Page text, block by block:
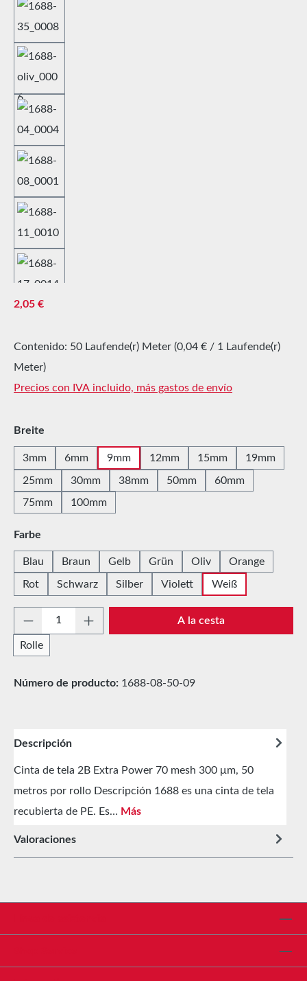
Precio normal:
2,05 €
Contenido: 50 Laufende(r) Meter (0,04 € / 1 Laufende(r)
Meter)
Precios con IVA incluido, más gastos de envío
Seleccione
Breite
3mm 6mm 9mm 12mm 15mm 19mm
25mm 30mm 38mm 50mm
60mm
75mm
100mm
Seleccione
Farbe
Blau Braun Gelb Grün Oliv Orange
Rot Schwarz Silber Violett Weiß
Cantidad del producto: introduce la
Rolle
A la cesta
Número de producto: 1688-08-50-09
Descripción
Cinta de tela 2B Extra Power 70 mesh 300 μm, 50
metros por rollo Descripción 1688 es una cinta de tela
recubierta de PE. Es… Más
Valoraciones